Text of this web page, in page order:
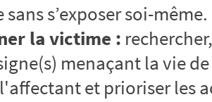
s’exposer soi-même.
la victime :
menaçant la vie
et prioriser les